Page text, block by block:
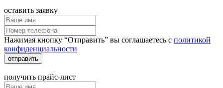
оставить заявку
Нажимая кнопку “Отправить” вы соглашаетесь с политикой
конфиденциальности
отправить
получить прайс-лист